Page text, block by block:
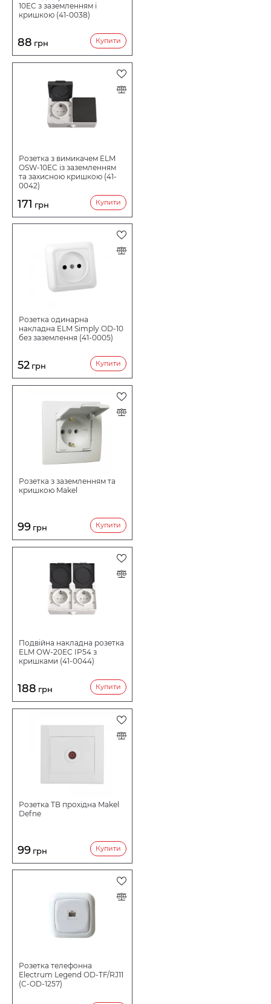
10EC з заземленням і
кришкою (41-0038)
88 грн Купити
Розетка з вимикачем ELM
OSW-10EC із заземленням
та захисною кришкою (41-
0042)
171 грн Купити
Розетка одинарна
накладна ELM Simply OD-10
без заземлення (41-0005)
52 грн Купити
Розетка з заземленням та
кришкою Makel
99 грн Купити
Подвійна накладна розетка
ELM OW-20EC IP54 з
кришками (41-0044)
188 грн Купити
Розетка ТВ прохідна Makel
Defne
99 грн Купити
Розетка телефонна
Electrum Legend OD-TF/RJ11
(C-OD-1257)